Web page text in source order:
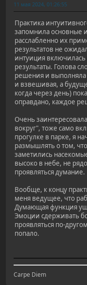
11 мая 2024, 01:26:55
Практика
запомнила основные
расслабленно их
результатов не
интуиция
результаты. Голова
решения и выполняла
и взвешивая, а
когда через день)
оправдано, каждое
Очень
вокруг", тоже само
прогулке в парке, я
размышлять о том,
заметились
высоко в небе, не
проявляться думание.
Вообще, к концу
меня ведущее, что
Думающая функция
Эмоции сдерживать
проявляться по-
попало.
Carpe Diem